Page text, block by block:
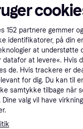
152 partnere gemmer
identifikatorer, på din
at understøtte
datafor at levere«.
de. Hvis trackere er
for dig. Du kan til
samtykke tilbage når
Dine valg vil have